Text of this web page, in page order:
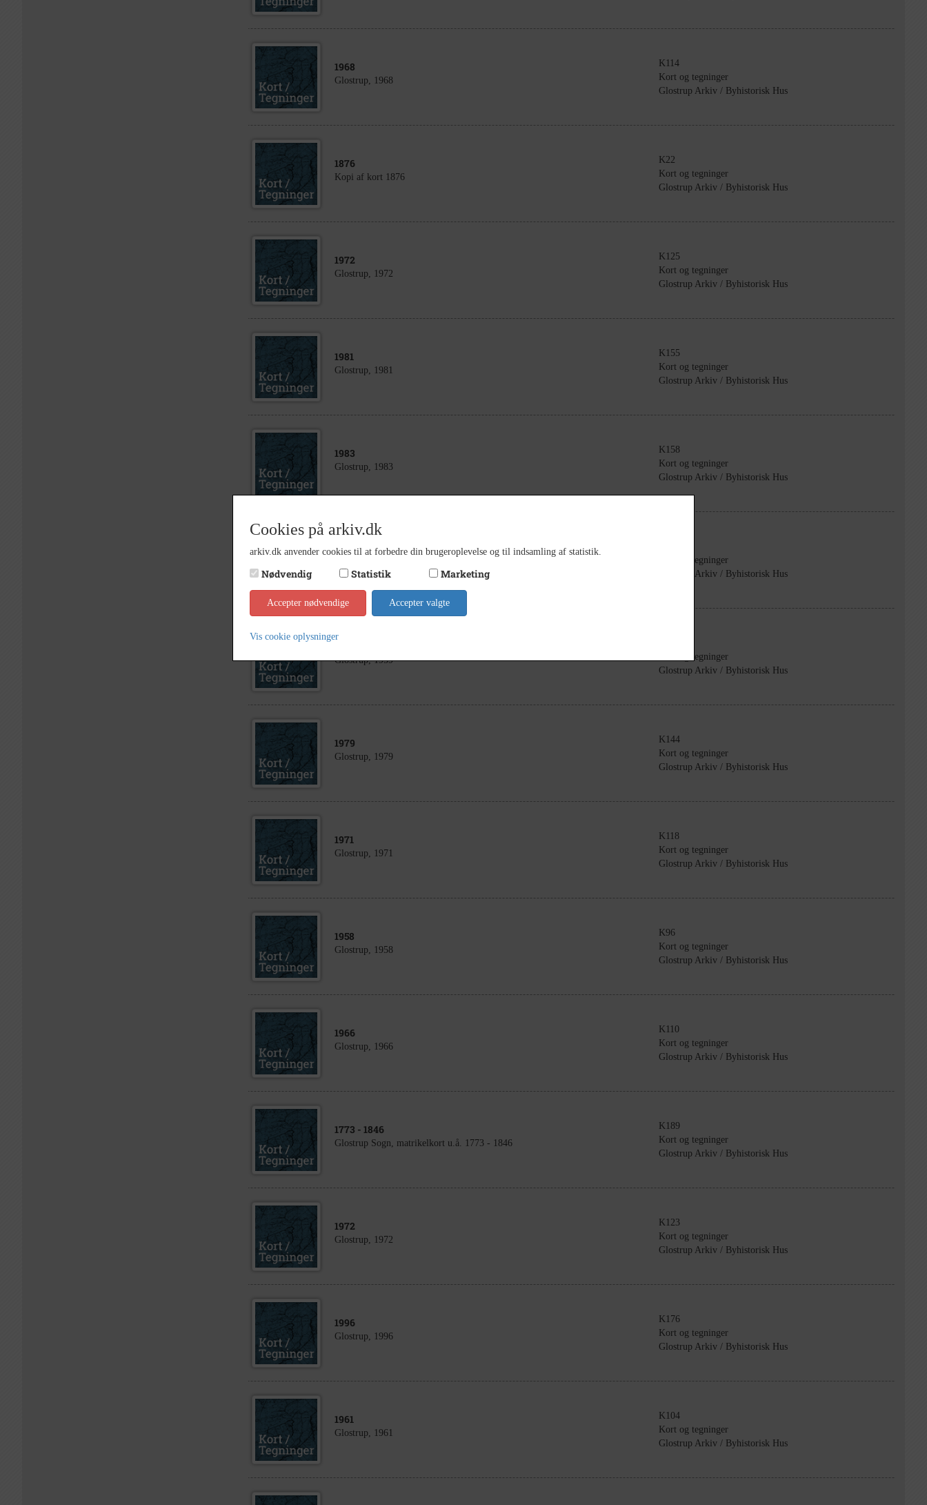
1968
Glostrup, 1968
K114
Kort og tegninger
Glostrup Arkiv / Byhistorisk Hus
1876
Kopi af kort 1876
K22
Kort og tegninger
Glostrup Arkiv / Byhistorisk Hus
1972
Glostrup, 1972
K125
Kort og tegninger
Glostrup Arkiv / Byhistorisk Hus
1981
Glostrup, 1981
K155
Kort og tegninger
Glostrup Arkiv / Byhistorisk Hus
1983
Glostrup, 1983
K158
Kort og tegninger
Glostrup Arkiv / Byhistorisk Hus
1986
Kort og tegninger
Glostrup Arkiv / Byhistorisk Hus
Glostrup, 1959
Kort og tegninger
Glostrup Arkiv / Byhistorisk Hus
1979
Glostrup, 1979
K144
Kort og tegninger
Glostrup Arkiv / Byhistorisk Hus
1971
Glostrup, 1971
K118
Kort og tegninger
Glostrup Arkiv / Byhistorisk Hus
1958
Glostrup, 1958
K96
Kort og tegninger
Glostrup Arkiv / Byhistorisk Hus
1966
Glostrup, 1966
K110
Kort og tegninger
Glostrup Arkiv / Byhistorisk Hus
1773 - 1846
Glostrup Sogn, matrikelkort u.å. 1773 - 1846
K189
Kort og tegninger
Glostrup Arkiv / Byhistorisk Hus
1972
Glostrup, 1972
K123
Kort og tegninger
Glostrup Arkiv / Byhistorisk Hus
1996
Glostrup, 1996
K176
Kort og tegninger
Glostrup Arkiv / Byhistorisk Hus
1961
Glostrup, 1961
K104
Kort og tegninger
Glostrup Arkiv / Byhistorisk Hus
Cookies på arkiv.dk
arkiv.dk anvender cookies til at forbedre din brugeroplevelse og til indsamling af statistik.
Nødvendig Statistik Marketing
Accepter nødvendige Accepter valgte
Vis cookie oplysninger